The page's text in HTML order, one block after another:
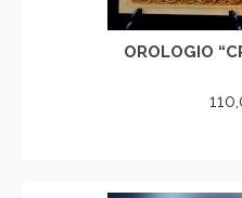
OROLOGIO